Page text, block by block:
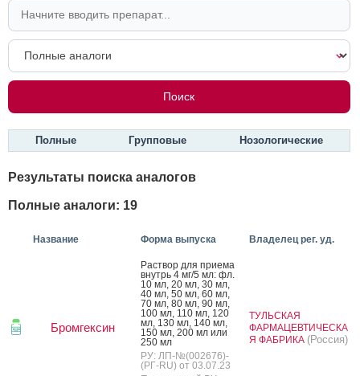
Полные Групповые Нозологические
Результаты поиска аналогов
Полные аналоги: 19
Название Форма выпуска Владелец рег. уд.
Бромгексин
Рас­твор для при­ема
внутрь 4 мг/5 мл: фл.
10 мл, 20 мл, 30 мл,
40 мл, 50 мл, 60 мл,
70 мл, 80 мл, 90 мл,
100 мл, 110 мл, 120
мл, 130 мл, 140 мл,
150 мл, 200 мл или
250 мл
РУ: ЛП-№(002676)-
(РГ-RU) от 03.07.23
ТУЛЬСКАЯ
ФАРМАЦЕВТИЧЕСКА
Я ФАБРИКА (Россия)